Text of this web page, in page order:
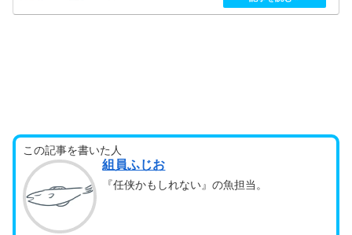
この記事を書いた人
組員ふじお
『任侠かもしれない』の魚担当。